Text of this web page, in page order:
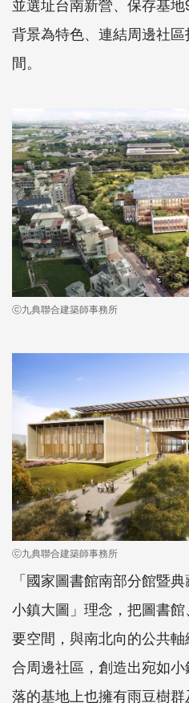
並選址台南新營、保存基
背景為特色、連結周邊社
間。
ⓒ九典聯合建築師事務所
ⓒ九典聯合建築師事務所
「國家圖書館南部分館暨
小鎮大圖」理念，把圖書
要空間，與南北向的公共
合周邊社區，創造出宛如
落的基地上也擁有雨豆樹